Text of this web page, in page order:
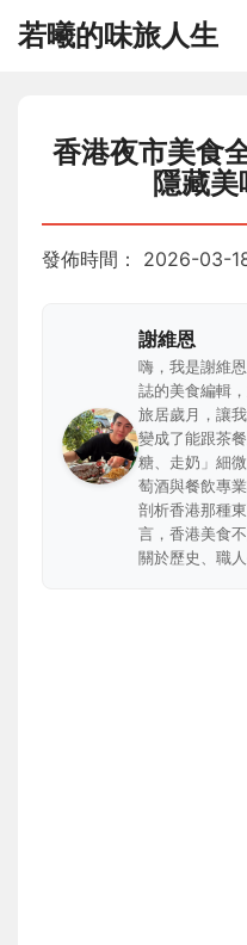
若曦的味旅人生
香港夜市美食
隱藏
發佈時間： 2026-03-
謝維恩
嗨，我是謝維
誌的美食編輯
旅居歲月，讓
變成了能跟茶
糖、走奶」細
萄酒與餐飲專
剖析香港那種
言，香港美食
關於歷史、職